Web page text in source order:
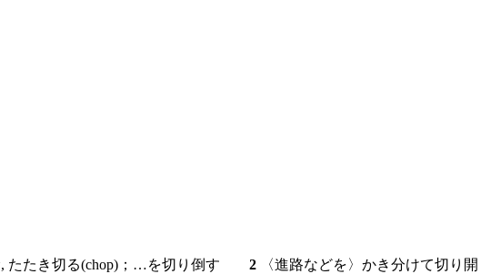
, たたき切る(chop)；…を切り倒す 2 〈進路などを〉かき分けて切り開